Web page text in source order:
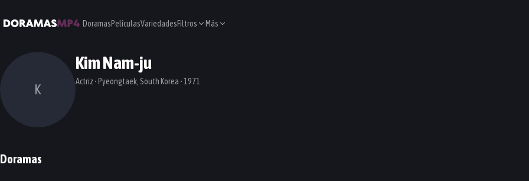
DoramasPelículasVariedadesFiltros Más
K
Kim Nam-ju
Actriz • Pyeongtaek, South Korea • 1971
Doramas